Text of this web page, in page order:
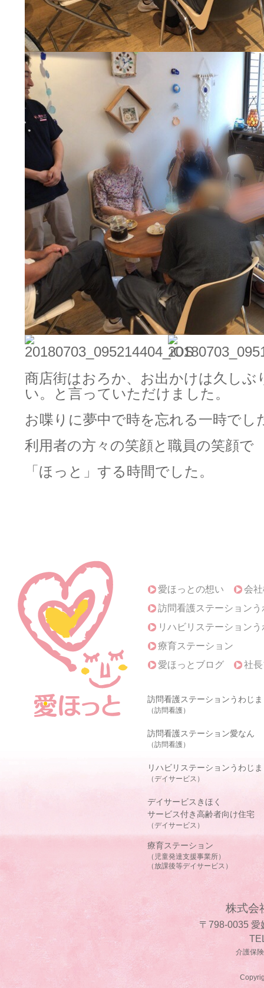
商店街はおろか、お出かけは久しぶ
い。と言っていただけました。
お喋りに夢中で時を忘れる一時でし
利用者の方々の笑顔と職員の笑顔で
「ほっと」する時間でした。
愛ほっとの想い
会
訪問看護ステーションう
リハビリステーション
療育ステーション
愛ほっとブログ
社
訪問看護ステーションうわじま
（訪問看護）
訪問看護ステーション愛なん
（訪問看護）
リハビリステーションうわじま
（デイサービス）
デイサービスきほく
サービス付き高齢者向け住宅
（デイサービス）
療育ステーション
（児童発達支援事業所）
（放課後等デイサービス）
株式会
〒798-0035 愛
介護保